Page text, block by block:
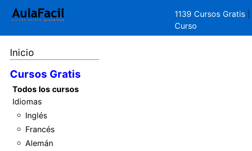
1139 Cursos Gratis
Curso
Inicio
Cursos Gratis
Todos los cursos
Idiomas
Inglés
Francés
Alemán